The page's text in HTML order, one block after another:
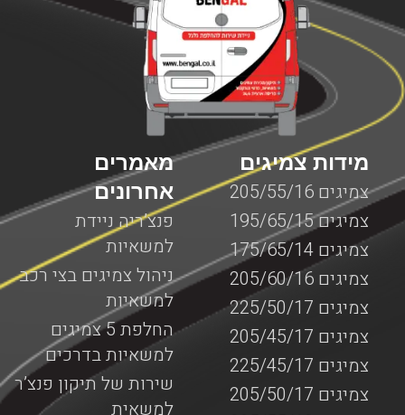
מאמרים
אחרונים
פנצ’ריה ניידת
למשאיות
ניהול צמיגים בצי רכב
למשאיות
החלפת 5 צמיגים
למשאיות בדרכים
שירות של תיקון פנצ’ר
למשאית
מידות צמיגים
צמיגים 205/55/16
צמיגים 195/65/15
צמיגים 175/65/14
צמיגים 205/60/16
צמיגים 225/50/17
צמיגים 205/45/17
צמיגים 225/45/17
צמיגים 205/50/17